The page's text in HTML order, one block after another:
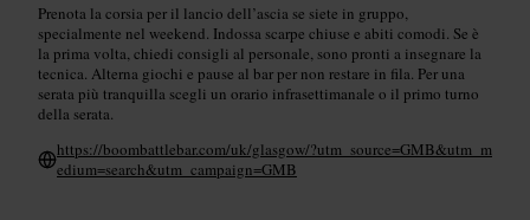
Prenota la corsia per il lancio dell’ascia se siete in gruppo,
specialmente nel weekend. Indossa scarpe chiuse e abiti comodi. Se è
la prima volta, chiedi consigli al personale, sono pronti a insegnare la
tecnica. Alterna giochi e pause al bar per non restare in fila. Per una
serata più tranquilla scegli un orario infrasettimanale o il primo turno
della serata.
https://boombattlebar.com/uk/glasgow/?utm_source=GMB&utm_m
edium=search&utm_campaign=GMB